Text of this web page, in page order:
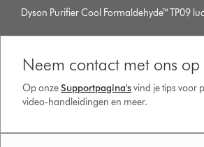
Dyson Purifier Cool Formaldehyde™ TP09
Neem contact met ons op
Op onzeSupportpagina'svind je tips voor
video-handleidingen en meer.